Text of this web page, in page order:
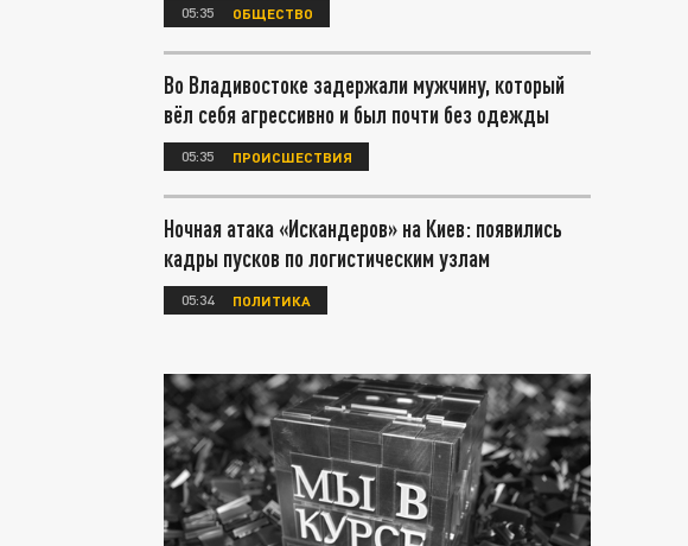
05:35 ОБЩЕСТВО
Во Владивостоке задержали мужчину, который
вёл себя агрессивно и был почти без одежды
05:35 ПРОИСШЕСТВИЯ
Ночная атака «Искандеров» на Киев: появились
кадры пусков по логистическим узлам
05:34 ПОЛИТИКА